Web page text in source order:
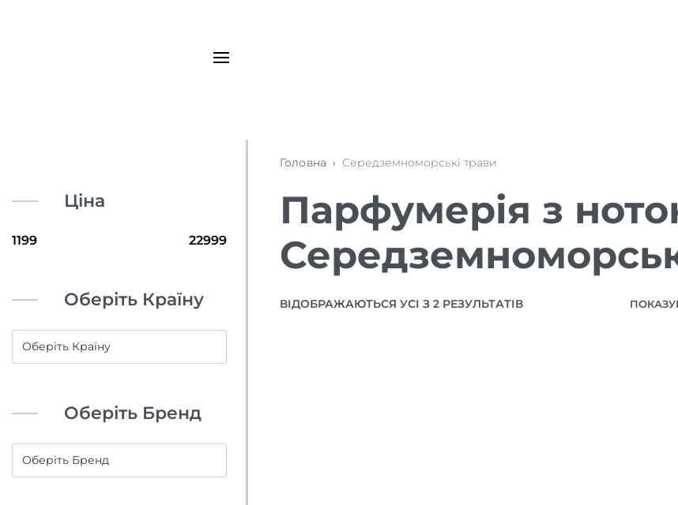
Ціна
Оберіть Країну
Оберіть Бренд
Головна › Середземноморські трави
Парфумерія з
ВІДОБРАЖАЮТЬСЯ УСІ З 2 РЕЗУЛЬТАТІВ